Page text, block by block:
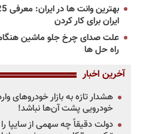
ایران برای کار کردن
علت صدای چرخ جلو ماشین
راه حل ها
آخرین اخبار
هشدار تازه به بازار خودروهای
خودرویی پشت آن‌ها نباشد!
دولت دقیقاً چه سهمی از سایپا